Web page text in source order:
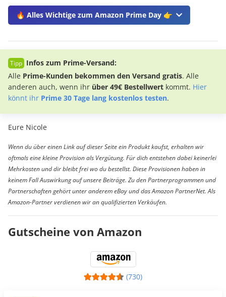
🔥 Alles Wichtige zum Amazon Prime Day 👉
Infos zum Prime-Versand:
Alle Prime-Kunden bekommen den Versand gratis. Alle
anderen auch, wenn ihr über 49€ Bestellwert kommt. Hier
könnt ihr Prime 30 Tage lang kostenlos testen.
Eure Nicole
Wenn du über einen Link auf dieser Seite ein Produkt kaufst, erhalten wir
oftmals eine kleine Provision als Vergütung. Für dich entstehen dabei keinerlei
Mehrkosten und dir bleibt frei wo du bestellst. Diese Provisionen haben in
keinem Fall Auswirkung auf unsere Beiträge. Zu den Partnerprogrammen und
Partnerschaften gehört unter anderem eBay und das Amazon PartnerNet. Als
Amazon-Partner verdienen wir an qualifizierten Verkäufen.
Gutscheine von Amazon
(730)